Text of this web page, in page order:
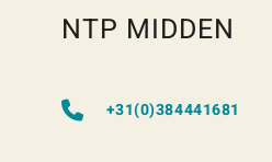
NTP MIDDEN
+31(0)384441681